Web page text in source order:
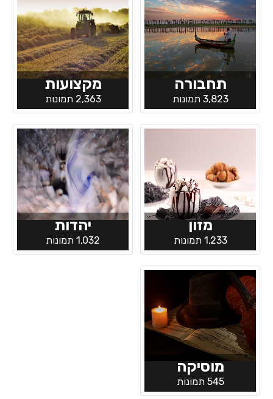
תחבורה
3,823 תמונות
מקצועות
2,363 תמונות
מזון
1,233 תמונות
יהדות
1,032 תמונות
מוסיקה
545 תמונות